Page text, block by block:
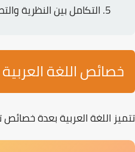
التكاملبين النظرية
خصائص اللغة
تتميز اللغة العربيةبعدة خصائص